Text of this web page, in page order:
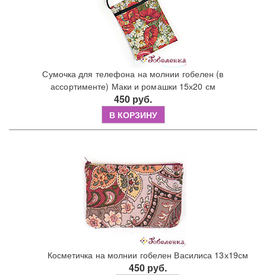
Сумочка для телефона на молнии гобелен (в
ассортименте) Маки и ромашки 15х20 см
450 руб.
В КОРЗИНУ
Косметичка на молнии гобелен Василиса 13х19см
450 руб.